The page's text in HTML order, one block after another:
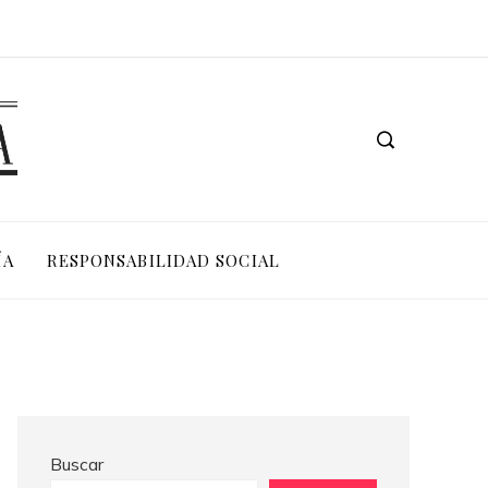
RESPONSABILIDAD SOCIAL
Buscar